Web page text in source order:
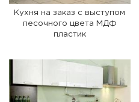
Кухня на заказ с выступом
песочного цвета МДФ
пластик